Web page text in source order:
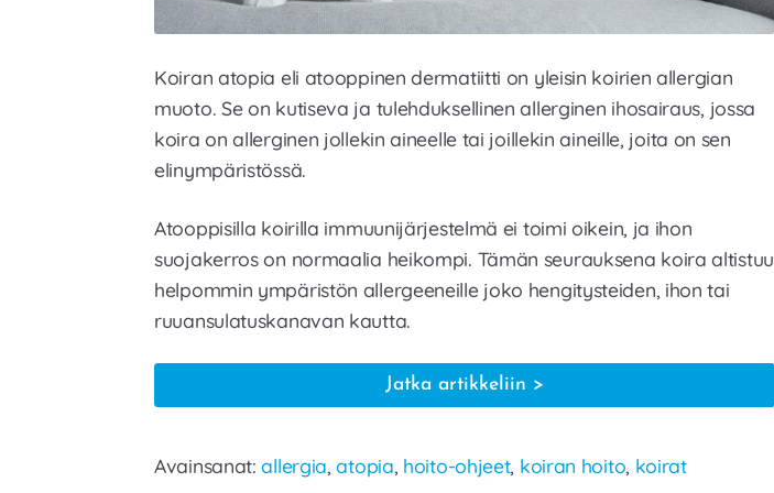
Koiran atopia eli atooppinen dermatiitti on yleisin koirien allergian
muoto. Se on kutiseva ja tulehduksellinen allerginen ihosairaus, jossa
koira on allerginen jollekin aineelle tai joillekin aineille, joita on sen
elinympäristössä.
Atooppisilla koirilla immuunijärjestelmä ei toimi oikein, ja ihon
suojakerros on normaalia heikompi. Tämän seurauksena koira altistuu
helpommin ympäristön allergeeneille joko hengitysteiden, ihon tai
ruuansulatuskanavan kautta.
Jatka artikkeliin Koiran
atooppinen
Avainsanat:allergia,atopia, hoito-ohjeet, koiran hoito, koirat